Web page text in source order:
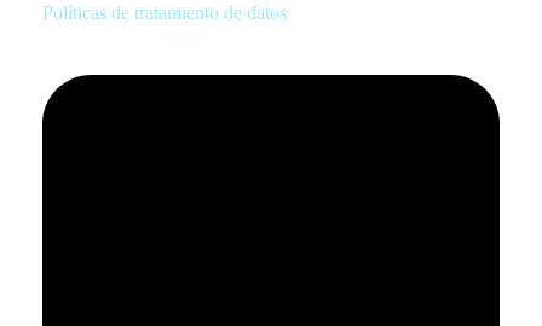
Políticas de tratamiento de datos